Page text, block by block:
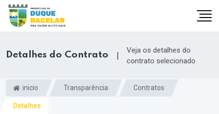
Detalhes do Contrato |
Veja os detalhes do
contrato selecionado
inicio Transparência Contratos
Detalhes